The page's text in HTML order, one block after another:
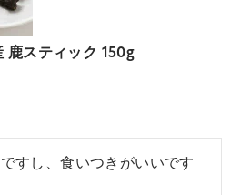
鹿スティック 150g
すし、食いつきがいいです